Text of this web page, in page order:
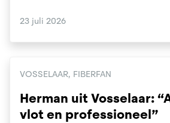
23 juli 2026
VOSSELAAR, FIBERFAN
Herman uit Vosselaar:
vlot en professioneel”